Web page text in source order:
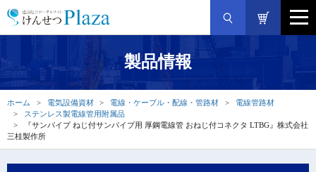
製品情報
ホーム 電気設備資材 電線・ケーブル・配線・管路材
電線管路材
ステンレス製電線管用附属品
『サンパイプ ねじ付サンパイプ用 厚鋼電線管 おねじ付コネクタ LTBG』株式会社
三桂製作所